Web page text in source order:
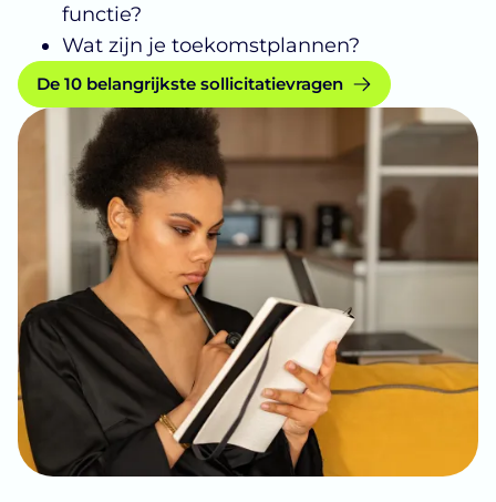
functie?
Wat zijn je toekomstplannen?
De 10 belangrijkste sollicitatievragen